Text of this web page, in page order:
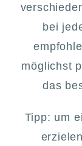
bei
möglichst
das
Tipp: um